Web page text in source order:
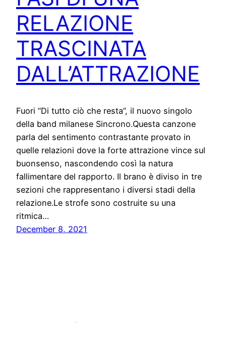
RELAZIONE
TRASCINATA
DALL’ATTRAZIONE
Fuori “Di tutto ciò che resta”, il nuovo singolo
della band milanese Sincrono.Questa canzone
parla del sentimento contrastante provato in
quelle relazioni dove la forte attrazione vince sul
buonsenso, nascondendo così la natura
fallimentare del rapporto. Il brano è diviso in tre
sezioni che rappresentano i diversi stadi della
relazione.Le strofe sono costruite su una
ritmica…
December 8, 2021
Stampa libera, free news e press communication